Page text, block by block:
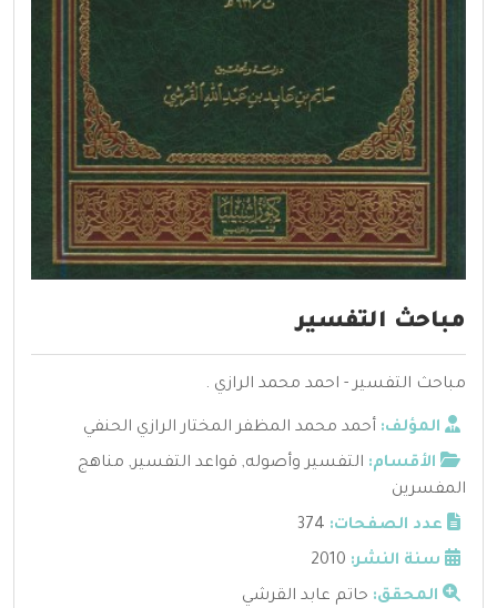
مباحث التفسير
مباحث التفسير - احمد محمد الرازي .
المؤلف: أحمد محمد المظفر المختار الرازي الحنفي
الأقسام: التفسير وأصوله, قواعد التفسير, مناهج
المفسرين
عدد الصفحات: 374
سنة النشر: 2010
المحقق: حاتم عابد القرشي